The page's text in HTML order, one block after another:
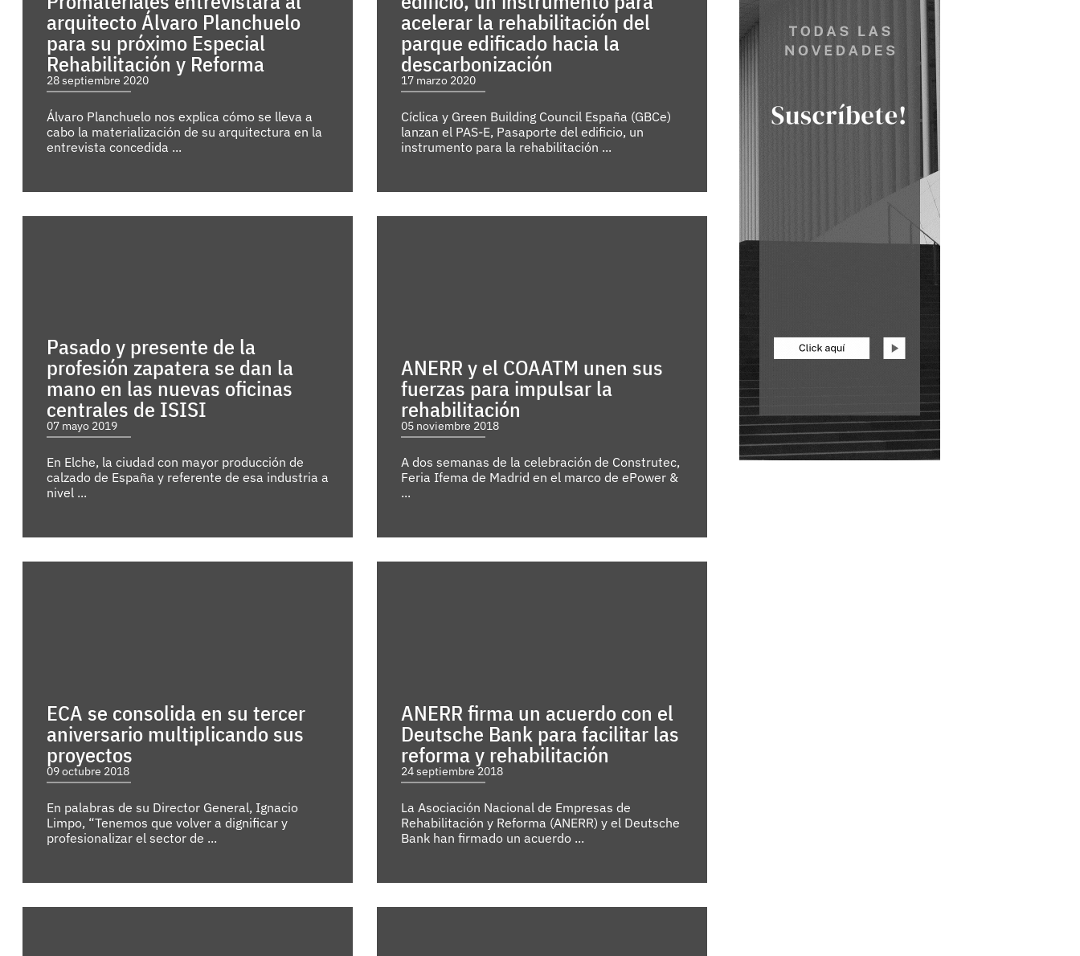
arquitecto Álvaro Planchuelo
para su próximo Especial
Rehabilitación y Reforma
28 septiembre 2020
Álvaro Planchuelo nos explica cómo se lleva a
cabo la materialización de su arquitectura en la
entrevista concedida ...
acelerar la rehabilitación del
parque edificado hacia la
descarbonización
17 marzo 2020
Cíclica y Green Building Council España (GBCe)
lanzan el PAS-E, Pasaporte del edificio, un
instrumento para la rehabilitación ...
Pasado y presente de la
profesión zapatera se dan la
mano en las nuevas oficinas
centrales de ISISI
07 mayo 2019
En Elche, la ciudad con mayor producción de
calzado de España y referente de esa industria a
nivel ...
ANERR y el COAATM unen sus
fuerzas para impulsar la
rehabilitación
05 noviembre 2018
A dos semanas de la celebración de Construtec,
Feria Ifema de Madrid en el marco de ePower &
...
ECA se consolida en su tercer
aniversario multiplicando sus
proyectos
09 octubre 2018
En palabras de su Director General, Ignacio
Limpo, “Tenemos que volver a dignificar y
profesionalizar el sector de ...
ANERR firma un acuerdo con el
Deutsche Bank para facilitar las
reforma y rehabilitación
24 septiembre 2018
La Asociación Nacional de Empresas de
Rehabilitación y Reforma (ANERR) y el Deutsche
Bank han firmado un acuerdo ...